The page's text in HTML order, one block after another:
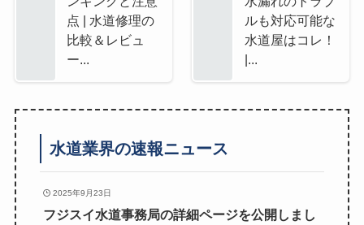
点 | 水道修理の
比較＆レビュ
ー...
ルも対応可能な
水道屋はコレ！
|...
水道業界の速報ニュース
2025年9月23日
フジスイ水道事務局の詳細ページを公開しまし